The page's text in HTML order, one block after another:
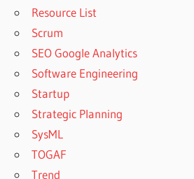
Resource List
Scrum
SEO Google Analytics
Software Engineering
Startup
Strategic Planning
SysML
TOGAF
Trend